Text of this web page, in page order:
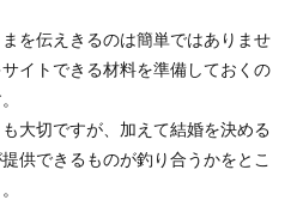
を伝えきるのは簡単ではありませ
イトできる材料を準備しておくの
大切ですが、加えて結婚を決める
供できるものが釣り合うかをとこ